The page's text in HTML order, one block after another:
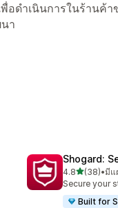
อดำเนินการในร้านค้
า
Shogard:
4.8เต็ม 5 ดาว
(38)
ทั้งหมด 38 รีวิว
•มีแ
Secure your
Built for